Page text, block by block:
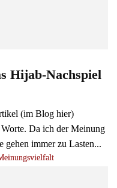
Hijab-Nachspiel
(im Blog hier)
Da ich der Meinung
gehen immer zu Lasten...